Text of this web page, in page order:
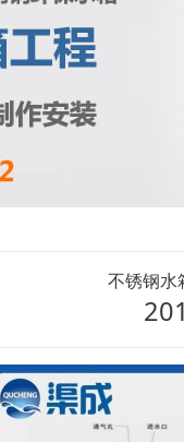
不锈钢水